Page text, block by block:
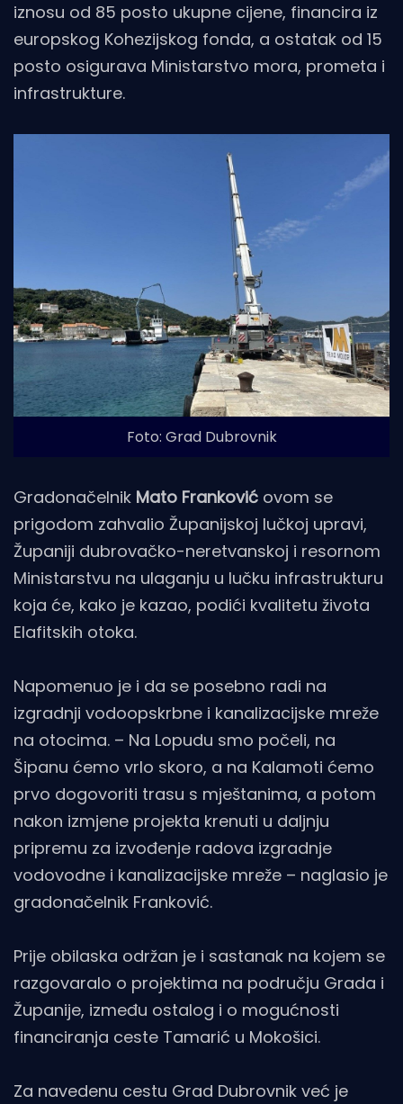
iznosu od 85 posto ukupne cijene, financira iz
europskog Kohezijskog fonda, a ostatak od 15
posto osigurava Ministarstvo mora, prometa i
infrastrukture.
Foto: Grad Dubrovnik
Gradonačelnik Mato Franković ovom se
prigodom zahvalio Županijskoj lučkoj upravi,
Županiji dubrovačko-neretvanskoj i resornom
Ministarstvu na ulaganju u lučku infrastrukturu
koja će, kako je kazao, podići kvalitetu života
Elafitskih otoka.
Napomenuo je i da se posebno radi na
izgradnji vodoopskrbne i kanalizacijske mreže
na otocima. – Na Lopudu smo počeli, na
Šipanu ćemo vrlo skoro, a na Kalamoti ćemo
prvo dogovoriti trasu s mještanima, a potom
nakon izmjene projekta krenuti u daljnju
pripremu za izvođenje radova izgradnje
vodovodne i kanalizacijske mreže – naglasio je
gradonačelnik Franković.
Prije obilaska održan je i sastanak na kojem se
razgovaralo o projektima na području Grada i
Županije, između ostalog i o mogućnosti
financiranja ceste Tamarić u Mokošici.
Za navedenu cestu Grad Dubrovnik već je